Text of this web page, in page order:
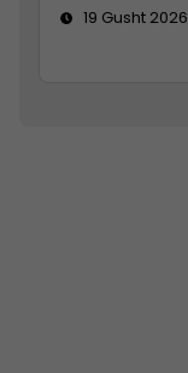
19 Gusht 2026